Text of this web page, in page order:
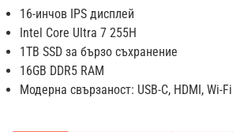
16-инчов IPS дисплей
Intel Core Ultra 7 255H
1TB SSD за бързо съхранение
16GB DDR5 RAM
Модерна свързаност: USB-C, HDMI, Wi-Fi